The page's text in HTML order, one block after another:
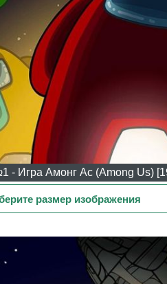
- Игра Амонг Ас (Among Us)